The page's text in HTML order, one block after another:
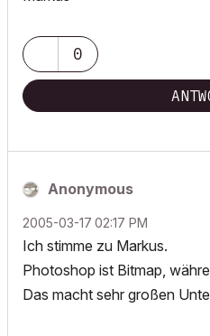
0
Anonymous
‎2005-03-17 02:17 PM
Ich stimme zu Markus.
Photoshop ist Bitmap,
Das macht sehr großen